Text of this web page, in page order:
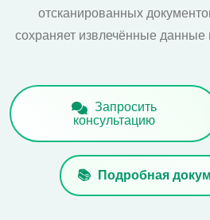
отсканированных
сохраняет извлечённые данные
Запросить
консультацию
Подробная